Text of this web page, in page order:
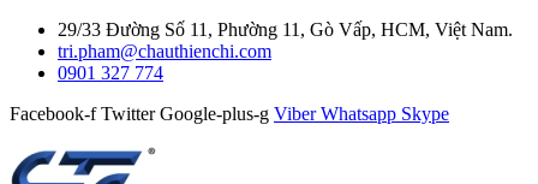
29/33 Đường Số 11, Phường 11, Gò Vấp, HCM, Việt Nam.
tri.pham@chauthienchi.com
0901 327 774
Facebook-f Twitter Google-plus-g Viber Whatsapp Skype